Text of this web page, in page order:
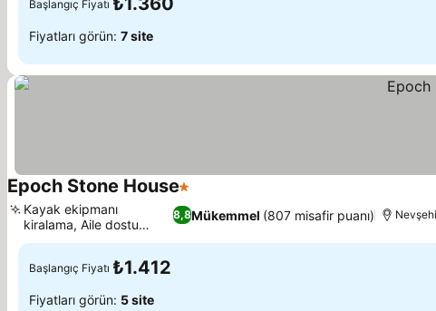
Başlangıç Fiyatı
Fiyatları görün: 7 site
Epoch Stone House1 Yıldız
8,8Mükemmel (807 misafir puanı)
Kayak ekipmanı
kiralama, Aile dostu
olanaklar
Başlangıç Fiyatı ₺1.412
Fiyatları görün: 5 site